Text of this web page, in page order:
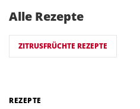
Alle Rezepte
ZITRUSFRÜCHTE REZEPTE
REZEPTE